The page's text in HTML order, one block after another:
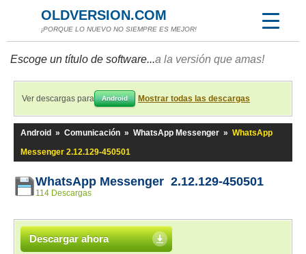
OLDVERSION.COM
¡PORQUE LO NUEVO NO SIEMPRE ES MEJOR!
Escoge un título de software...a la versión que amas!
Ver descargas para Android Mostrar todas las descargas
Android » Comunicación » WhatsApp Messenger » WhatsApp
Messenger 2.12.129-450501
WhatsApp Messenger 2.12.129-450501
114 Descargas
Descargar ahora